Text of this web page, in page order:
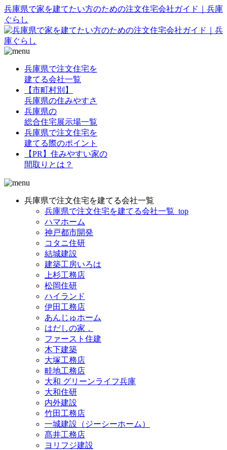
兵庫県で家を建てたい方のための注文住宅会社ガイド｜兵庫
ぐらし
兵庫県で注文住宅を
建てる会社一覧
【市町村別】
兵庫県の住みやすさ
兵庫県の
総合住宅展示場一覧
兵庫県で注文住宅を
建てる際のポイント
【PR】住みやすい家の
間取りとは？
兵庫県で注文住宅を建てる会社一覧
兵庫県で注文住宅を建てる会社一覧_top
ハマホーム
神戸都市開発
コタニ住研
結城建設
建築工房いろは
上杉工務店
松岡住研
ハイランド
伊田工務店
あんじゅホーム
はだしの家．
ファースト住建
木下建築
大塚工務店
畦地工務店
大和 グリーンライフ兵庫
大和住研
内外建設
竹田工務店
一城建設（ジーシーホーム）
髙井工務店
ヨリフジ建設